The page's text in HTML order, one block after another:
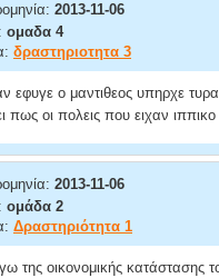
2013-11-06
ομαδα 4
δραστηριοτητα 3
εφυγε ο μαντιθεος υπηρχε
πως οι πολεις που ειχαν
2013-11-06
ομάδα 2
Δραστηριότητα 1
της οικονομικής κατάστασης